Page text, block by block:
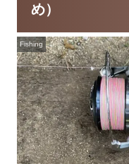
め）
Fishing